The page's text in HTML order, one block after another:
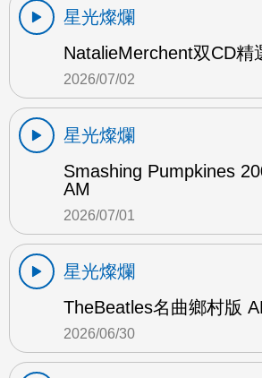
星光燦爛
NatalieMerchent双CD精
2026/07/02
星光燦爛
Smashing Pumpkines
AM
2026/07/01
星光燦爛
TheBeatles名曲鄉村版
2026/06/30